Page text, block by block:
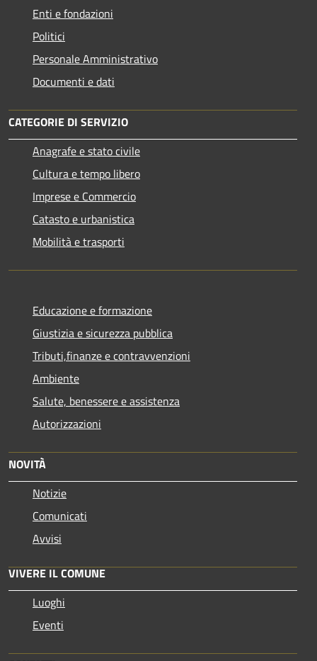
Enti e fondazioni
Politici
Personale Amministrativo
Documenti e dati
CATEGORIE DI SERVIZIO
Anagrafe e stato civile
Cultura e tempo libero
Imprese e Commercio
Catasto e urbanistica
Mobilità e trasporti
Educazione e formazione
Giustizia e sicurezza pubblica
Tributi,finanze e contravvenzioni
Ambiente
Salute, benessere e assistenza
Autorizzazioni
NOVITÀ
Notizie
Comunicati
Avvisi
VIVERE IL COMUNE
Luoghi
Eventi